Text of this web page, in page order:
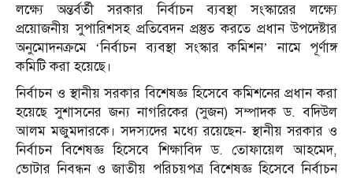
লক্ষ্যে অন্তর্বর্তী সরকার নির্বাচন ব্যবস্থা সংস্কারের লক্ষ্যে
প্রয়োজনীয় সুপারিশসহ প্রতিবেদন প্রস্তুত করতে প্রধান উপদেষ্টার
অনুমোদনক্রমে ‘নির্বাচন ব্যবস্থা সংস্কার কমিশন’ নামে পূর্ণাঙ্গ
কমিটি করা হয়েছে।
নির্বাচন ও স্থানীয় সরকার বিশেষজ্ঞ হিসেবে কমিশনের প্রধান করা
হয়েছে সুশাসনের জন্য নাগরিকের (সুজন) সম্পাদক ড. বদিউল
আলম মজুমদারকে। সদস্যদের মধ্যে রয়েছেন- স্থানীয় সরকার ও
নির্বাচন বিশেষজ্ঞ হিসেবে শিক্ষাবিদ ড. তোফায়েল আহমেদ,
ভোটার নিবন্ধন ও জাতীয় পরিচয়পত্র বিশেষজ্ঞ হিসেবে নির্বাচন